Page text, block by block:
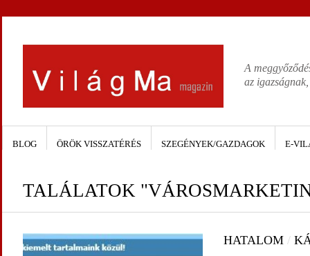
A
az
BLOG ÖRÖK VISSZATÉRÉS SZEGÉNYEK/GAZDAGOK E-
TALÁLATOK
HATALOM/